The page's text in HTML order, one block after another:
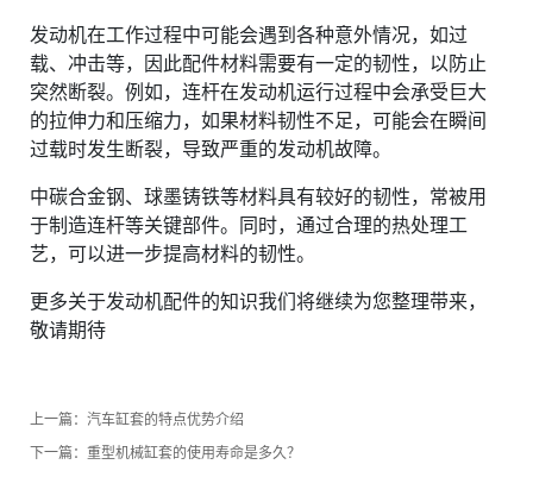
发动机在工作过程中可能会遇到各种意外情况，如过
载、冲击等，因此配件材料需要有一定的韧性，以防止
突然断裂。例如，连杆在发动机运行过程中会承受巨大
的拉伸力和压缩力，如果材料韧性不足，可能会在瞬间
过载时发生断裂，导致严重的发动机故障。
中碳合金钢、球墨铸铁等材料具有较好的韧性，常被用
于制造连杆等关键部件。同时，通过合理的热处理工
艺，可以进一步提高材料的韧性。
更多关于发动机配件的知识我们将继续为您整理带来，
敬请期待
上一篇： 汽车缸套的特点优势介绍
下一篇： 重型机械缸套的使用寿命是多久？